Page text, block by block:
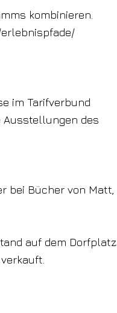
kombinieren.
im Tarifverbund
des
bei Bücher von Matt,
auf dem Dorfplatz.